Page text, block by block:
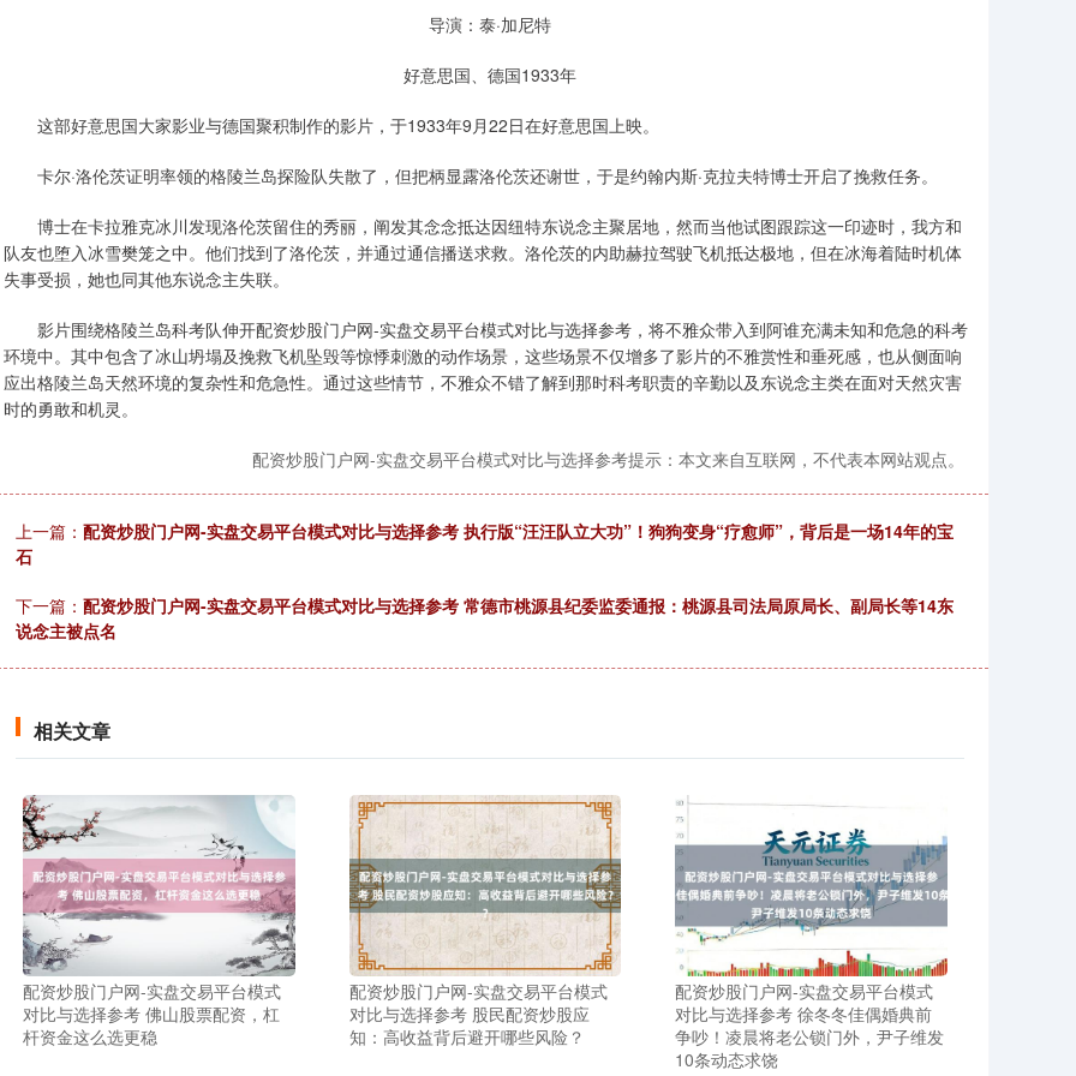
导演：泰·加尼特
好意思国、德国1933年
这部好意思国大家影业与德国聚积制作的影片，于1933年9月22日在好意思国上映。
卡尔·洛伦茨证明率领的格陵兰岛探险队失散了，但把柄显露洛伦茨还谢世，于是约翰内斯·克拉夫特博士开启了挽救任务。
博士在卡拉雅克冰川发现洛伦茨留住的秀丽，阐发其念念抵达因纽特东说念主聚居地，然而当他试图跟踪这一印迹时，我方和
队友也堕入冰雪樊笼之中。他们找到了洛伦茨，并通过通信播送求救。洛伦茨的内助赫拉驾驶飞机抵达极地，但在冰海着陆时机体
失事受损，她也同其他东说念主失联。
影片围绕格陵兰岛科考队伸开配资炒股门户网-实盘交易平台模式对比与选择参考，将不雅众带入到阿谁充满未知和危急的科考
环境中。其中包含了冰山坍塌及挽救飞机坠毁等惊悸刺激的动作场景，这些场景不仅增多了影片的不雅赏性和垂死感，也从侧面响
应出格陵兰岛天然环境的复杂性和危急性。通过这些情节，不雅众不错了解到那时科考职责的辛勤以及东说念主类在面对天然灾害
时的勇敢和机灵。
配资炒股门户网-实盘交易平台模式对比与选择参考提示：本文来自互联网，不代表本网站观点。
上一篇： 配资炒股门户网-实盘交易平台模式对比与选择参考 执行版“汪汪队立大功”！狗狗变身“疗愈师”，背后是一场14年的宝
石
下一篇： 配资炒股门户网-实盘交易平台模式对比与选择参考 常德市桃源县纪委监委通报：桃源县司法局原局长、副局长等14东
说念主被点名
相关文章
配资炒股门户网-实盘交易平台模式
对比与选择参考 佛山股票配资，杠
杆资金这么选更稳
配资炒股门户网-实盘交易平台模式
对比与选择参考 股民配资炒股应
知：高收益背后避开哪些风险？
配资炒股门户网-实盘交易平台模式
对比与选择参考 徐冬冬佳偶婚典前
争吵！凌晨将老公锁门外，尹子维发
10条动态求饶